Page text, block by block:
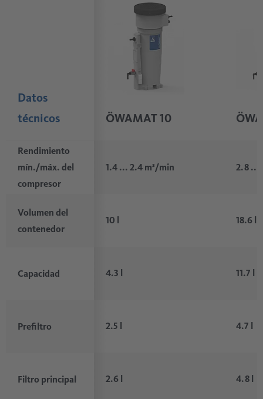
Los filtros de fácil manejo permiten un cambio rápido y
Reequipamiento sencillo con calefacción para protección
Contenedor fabricado con material de polietileno
Datos
técnicos
Rendimiento
mín./máx. del
compresor
Volumen del
contenedor
Capacidad
Prefiltro
Filtro principal
ÖWAMAT 10
1.4 ... 2.4 m³/min
10 l
4.3 l
2.5 l
2.6 l
2.8 ...
18.6 l
11.7 l
4.7 l
4.8 l